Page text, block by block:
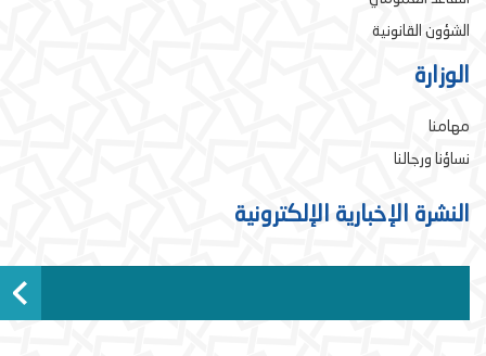
الشؤون القانونية
الوزارة
مهامنا
نساؤنا ورجالنا
النشرة الإخبارية الإلكترونية